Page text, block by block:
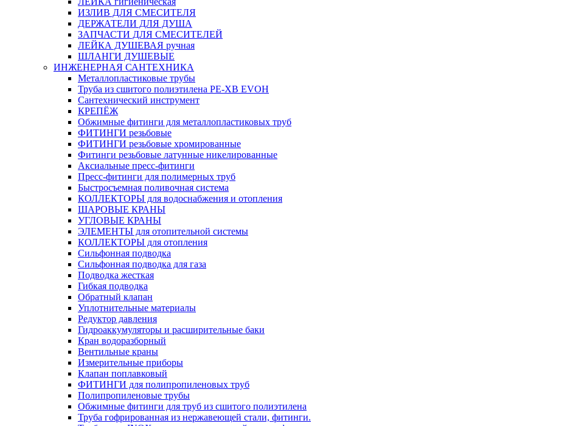
ИЗЛИВ ДЛЯ СМЕСИТЕЛЯ
ДЕРЖАТЕЛИ ДЛЯ ДУША
ЗАПЧАСТИ ДЛЯ СМЕСИТЕЛЕЙ
ЛЕЙКА ДУШЕВАЯ ручная
ШЛАНГИ ДУШЕВЫЕ
ИНЖЕНЕРНАЯ САНТЕХНИКА
Металлопластиковые трубы
Труба из сшитого полиэтилена PE-XB EVOH
Сантехнический инструмент
КРЕПЁЖ
Обжимные фитинги для металлопластиковых труб
ФИТИНГИ резьбовые
ФИТИНГИ резьбовые хромированные
Фитинги резьбовые латунные никелированные
Аксиальные пресс-фитинги
Пресс-фитинги для полимерных труб
Быстросъемная поливочная система
КОЛЛЕКТОРЫ для водоснабжения и отопления
ШАРОВЫЕ КРАНЫ
УГЛОВЫЕ КРАНЫ
ЭЛЕМЕНТЫ для отопительной системы
КОЛЛЕКТОРЫ для отопления
Сильфонная подводка
Cильфонная подводка для газа
Подводка жесткая
Гибкая подводка
Обратный клапан
Уплотнительные материалы
Редуктор давления
Гидроаккумуляторы и расширительные баки
Кран водоразборный
Вентильные краны
Измерительные приборы
Клапан поплавковый
ФИТИНГИ для полипропиленовых труб
Полипропиленовые трубы
Обжимные фитинги для труб из сшитого полиэтилена
Труба гофрированная из нержавеющей стали, фитинги.